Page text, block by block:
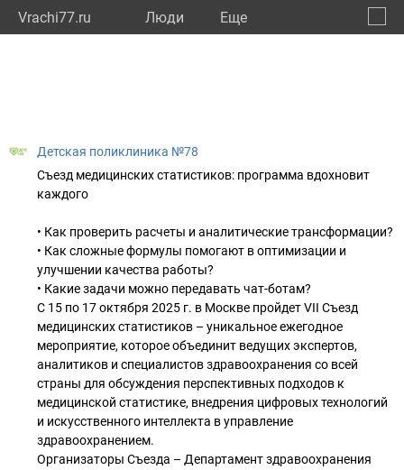
Vrachi77.ru Люди Eще
Детская поликлиника №78
Съезд медицинских статистиков: программа вдохновит
каждого
• Как проверить расчеты и аналитические трансформации?
• Как сложные формулы помогают в оптимизации и
улучшении качества работы?
• Какие задачи можно передавать чат-ботам?
С 15 по 17 октября 2025 г. в Москве пройдет VII Съезд
медицинских статистиков – уникальное ежегодное
мероприятие, которое объединит ведущих экспертов,
аналитиков и специалистов здравоохранения со всей
страны для обсуждения перспективных подходов к
медицинской статистике, внедрения цифровых технологий
и искусственного интеллекта в управление
здравоохранением.
Организаторы Съезда – Департамент здравоохранения